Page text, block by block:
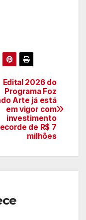
Edital 2026 do
Programa Foz
Arte já está
em vigor com
investimento
de R$ 7
milhões